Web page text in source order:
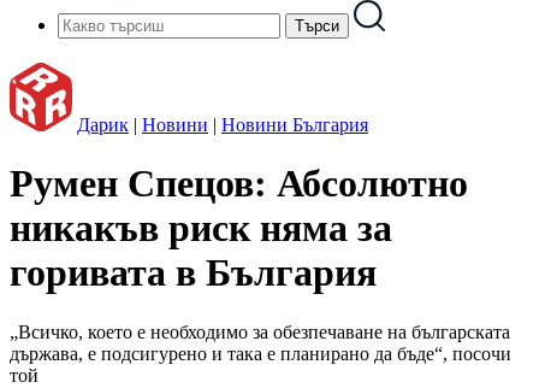
Дарик | Новини | Новини България
Румен Спецов: Абсолютно
никакъв риск няма за
горивата в България
„Всичко, което е необходимо за обезпечаване на българската
държава, е подсигурено и така е планирано да бъде“, посочи
той